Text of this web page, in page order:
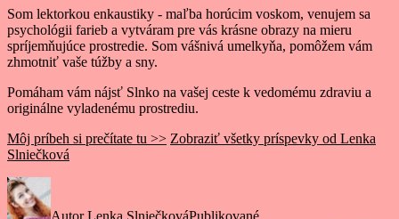
Som lektorkou enkaustiky - maľba horúcim voskom, venujem sa
psychológii farieb a vytváram pre vás krásne obrazy na mieru
spríjemňujúce prostredie. Som vášnivá umelkyňa, pomôžem vám
zhmotniť vaše túžby a sny.
Pomáham vám nájsť Slnko na vašej ceste k vedomému zdraviu a
originálne vyladenému prostrediu.
Môj príbeh si prečítate tu >> Zobraziť všetky príspevky od Lenka
Slniečková
AutorLenka SlniečkováPublikované